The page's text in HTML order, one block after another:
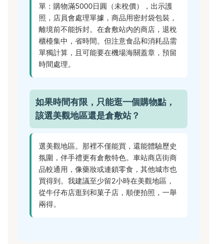
單：購物滿5000日圓（未稅價），出示護
照，店員會處理單據，商品用密封袋包裝，
離境前不能拆封。在倉敷站內的商店，退稅
櫃檯集中，省時間。但注意食品和消耗品需
單獨計算，且可能要在機場海關蓋章，預留
時間處理。
如果時間有限，只能逛一個購物點，
該選美觀地區還是倉敷站？
選美觀地區。那裡不僅能買，還能體驗歷史
氛圍，伴手禮更有倉敷特色。車站商店街商
品較通用，像藥妝或連鎖零食，其他城市也
買得到。我建議至少留2小時在美觀地區，
從牛仔布店逛到和菓子店，順便拍照，一舉
兩得。